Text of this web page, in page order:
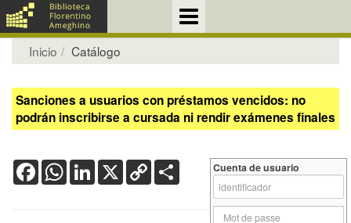
Inicio Catálogo
Sanciones a usuarios con préstamos vencidos: no
podrán inscribirse a cursada ni rendir exámenes finales
FacebookWhatsApp
LinkedIn
X Copy
Link
Cuenta de usuario